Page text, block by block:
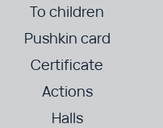
To children
Pushkin card
Certificate
Actions
Halls